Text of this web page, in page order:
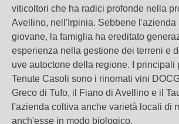
viticoltori che ha radici profonde nella
Avellino, nell'Irpinia. Sebbene l'azienda
giovane, la famiglia ha ereditato
esperienza nella gestione dei terreni e
uve autoctone della regione. I principali
Tenute Casoli sono i rinomati vini
Greco di Tufo, il Fiano di Avellino e il
l'azienda coltiva anche varietà locali di
anch'esse in modo biologico.